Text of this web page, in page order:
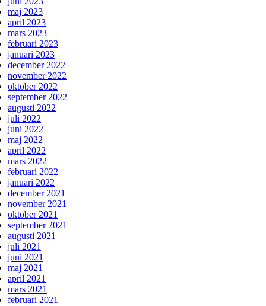
maj 2023
april 2023
mars 2023
februari 2023
januari 2023
december 2022
november 2022
oktober 2022
september 2022
augusti 2022
juli 2022
juni 2022
maj 2022
april 2022
mars 2022
februari 2022
januari 2022
december 2021
november 2021
oktober 2021
september 2021
augusti 2021
juli 2021
juni 2021
maj 2021
april 2021
mars 2021
februari 2021